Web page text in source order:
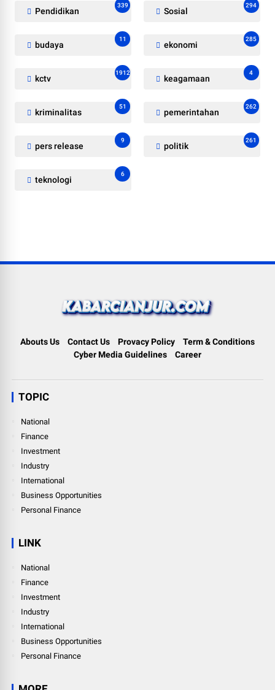
Pendidikan
339
Sosial
294
budaya
11
ekonomi
285
kctv
1912
keagamaan
4
kriminalitas
51
pemerintahan
262
pers release
9
politik
261
teknologi
6
Abouts Us Contact Us Provacy Policy
Term & Conditions
Cyber Media Guidelines
Career
TOPIC
National
Finance
Investment
Industry
International
Business Opportunities
Personal Finance
LINK
National
Finance
Investment
Industry
International
Business Opportunities
Personal Finance